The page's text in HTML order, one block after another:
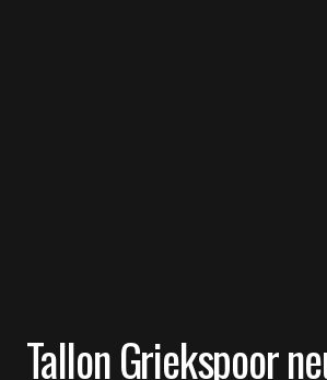
Tallon Griekspoor